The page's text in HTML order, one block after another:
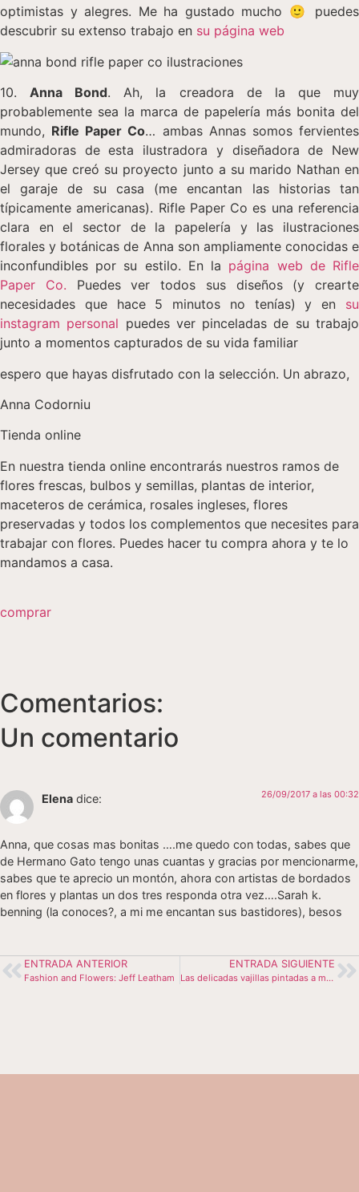
optimistas y alegres. Me ha gustado mucho 🙂 puedes
descubrir su extenso trabajo en su página web
10.Anna Bond. Ah, la creadora de la que muy
probablemente sea la marca de papelería más bonita del
mundo, Rifle Paper Co… ambas Annas somos fervientes
admiradoras de esta ilustradora y diseñadora de New
Jersey que creó su proyecto junto a su marido Nathan en
el garaje de su casa (me encantan las historias tan
típicamente americanas). Rifle Paper Co es una referencia
clara en el sector de la papelería y las ilustraciones
florales y botánicas de Anna son ampliamente conocidas e
inconfundibles por su estilo. En la página web de Rifle
Paper Co. Puedes ver todos sus diseños (y crearte
necesidades que hace 5 minutos no tenías) y en su
instagram personal puedes ver pinceladas de su trabajo
junto a momentos capturados de su vida familiar
espero que hayas disfrutado con la selección. Un abrazo,
Anna Codorniu
Tienda online
En nuestra tienda online encontrarás nuestros ramos de
flores frescas, bulbos y semillas, plantas de interior,
maceteros de cerámica, rosales ingleses, flores
preservadas y todos los complementos que necesites para
trabajar con flores. Puedes hacer tu compra ahora y te lo
mandamos a casa.
comprar
Comentarios:
Un comentario
Elena dice: 26/09/2017 a las 00:32
Anna, que cosas mas bonitas ….me quedo con todas, sabes que
de Hermano Gato tengo unas cuantas y gracias por mencionarme,
sabes que te aprecio un montón, ahora con artistas de bordados
en flores y plantas un dos tres responda otra vez….Sarah k.
benning (la conoces?, a mi me encantan sus bastidores), besos
ENTRADA ANTERIOR
Fashion and Flowers: Jeff Leatham
ENTRADA SIGUIENTE
Las delicadas vajillas pintadas a mano de Andrea Zarraluqui